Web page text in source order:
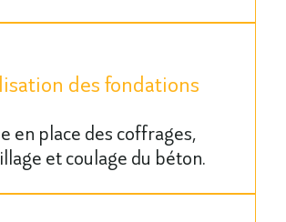
des fondations
en place des coffrages,
et coulage du béton.